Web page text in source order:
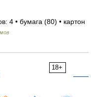
4 • бумага (80) • картон
18+